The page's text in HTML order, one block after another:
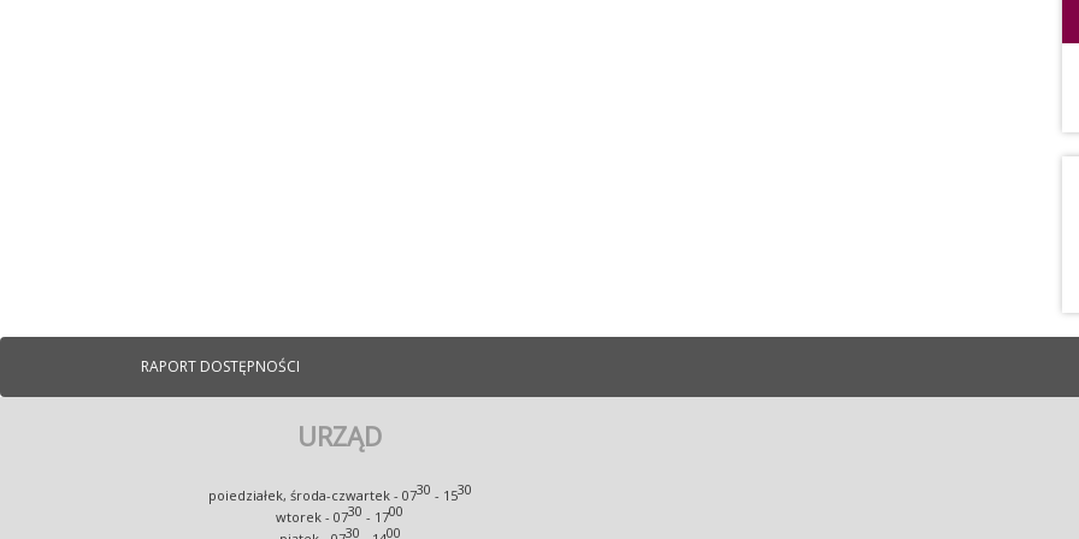
RAPORT DOSTĘPNOŚCI
URZĄD
poiedziałek, środa-czwartek - 0730 - 1530
wtorek - 0730 - 1700
30 00